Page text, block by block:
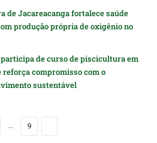
de Jacareacanga fortalece saúde
produção própria de oxigênio no
de curso de piscicultura em
reforça compromisso com o
sustentável
… 9